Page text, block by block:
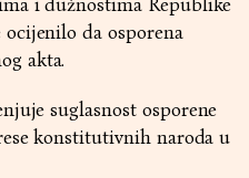
i dužnostima Republike
da osporena
akta.
suglasnost osporene
konstitutivnih naroda u